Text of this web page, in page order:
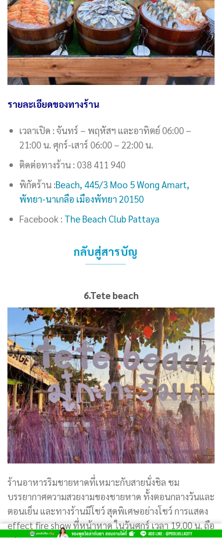
รายละเอียดของทางร้าน
เวลาเปิด : จันทร์ – พฤหัสฯ และอาทิตย์ 06:00 –
21:00 น. ศุกร์-เสาร์ 06:00 – 22:00 น.
ติดต่อทางร้าน : 038 411 940
พิกัดร้าน :Beach, 445/3 Moo 5 Wong Amart,
พัทยา-นาเกลือ เมืองพัทยา 20150
Facebook : The Beach Club Pattaya
กลับสู่สารบัญ
6.Tete beach
ร้านอาหารริมชายหาดที่เหมาะกับสายนั่งชิล ชม
บรรยากาศความสวยงามของชายหาด ทั้งตอนกลางวันและ
ตอนเย็น และทางร้านมีโชว์ สุดพิเศษอย่างโชว์ การแสดง
effect fire show ที่หน้าหาด ในวันศุกร์ เวลา 19.00 น. ถือ